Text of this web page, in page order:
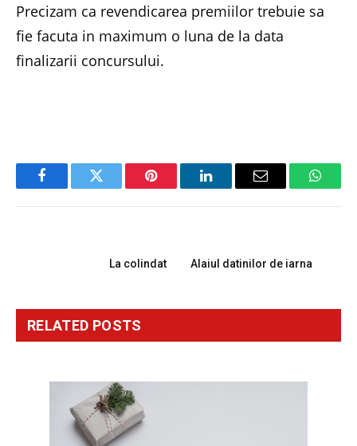
Precizam ca revendicarea premiilor trebuie sa
fie facuta in maximum o luna de la data
finalizarii concursului.
FacebookTwitter Pinterest LinkedInEmail
La colindat Alaiul datinilor de iarna
RELATED POSTS